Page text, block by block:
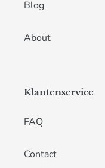
Blog
About
Klantenservice
FAQ
Contact